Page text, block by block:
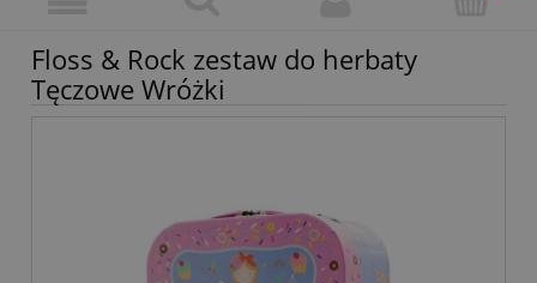
Floss & Rock zestaw do herbaty
Tęczowe Wróżki